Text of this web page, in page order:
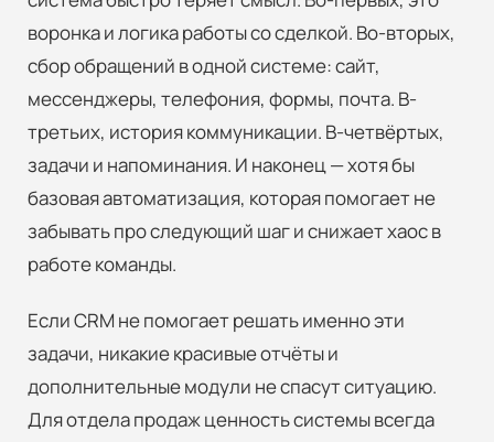
воронка и логика работы со сделкой. Во-вторых,
сбор обращений в одной системе: сайт,
мессенджеры, телефония, формы, почта. В-
третьих, история коммуникации. В-четвёртых,
задачи и напоминания. И наконец — хотя бы
базовая автоматизация, которая помогает не
забывать про следующий шаг и снижает хаос в
работе команды.
Если CRM не помогает решать именно эти
задачи, никакие красивые отчёты и
дополнительные модули не спасут ситуацию.
Для отдела продаж ценность системы всегда